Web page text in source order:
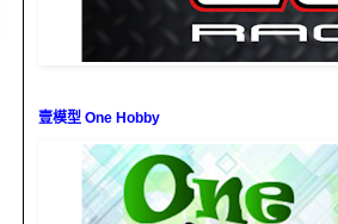
壹模型 One Hobby